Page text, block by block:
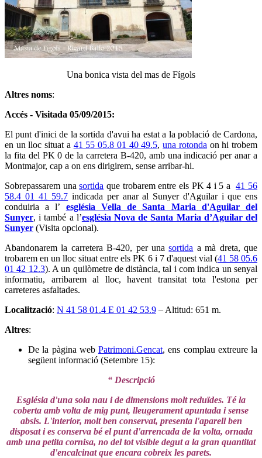
Una bonica vista del mas de Fígols
Altres noms:
Accés - Visitada 05/09/2015:
El punt d'inici de la sortida d'avui ha estat a la població de Cardona,
en un lloc situat a 41 55 05.8 01 40 49.5,una rotonda on hi trobem
la fita del PK 0 de la carretera B-420, amb una indicació per anar a
Montmajor, cap a on ens dirigirem, sense arribar-hi.
Sobrepassarem unasortida que trobarem entre els PK 4 i 5 a41 56
58.4 01 41 59.7 indicada per anar al Sunyer d'Aguilar i que ens
conduiria a l’ església Vella de Santa Maria d'Aguilar del
Sunyer, i també a l’església Nova de Santa Maria d’Aguilar del
Sunyer (Visita opcional).
Abandonarem la carretera B-420, per unasortida a mà dreta, que
trobarem en un lloc situat entre els PK 6 i 7 d'aquest vial (41 58 05.6
01 42 12.3). A un quilòmetre de distància, tal i com indica un senyal
informatiu, arribarem al lloc, havent transitat tota l'estona per
carreteres asfaltades.
Localització: N 41 58 01.4 E 01 42 53.9 – Altitud: 651 m.
Altres:
De la pàgina web Patrimoni.Gencat, ens complau extreure la
següent informació (Setembre 15):
“ Descripció
Església d'una sola nau i de dimensions molt reduïdes. Té la
coberta amb volta de mig punt, lleugerament apuntada i sense
absis. L'interior, molt ben conservat, presenta l'aparell ben
disposat i es conserva bé el punt d'arrencada de la volta, ornada
amb una petita cornisa, no del tot visible degut a la gran quantitat
d'encalcinat que encara cobreix les parets.